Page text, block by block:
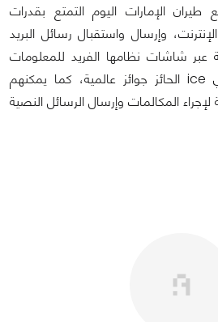
الإمارات اليوم التمتع بقدرات
وإرسال واستقبال رسائل البريد
عبر شاشات نظامها الفريد للمعلومات
والاتصالات والترفيه الجوي ice الحائز جوائز عالمية، كما يمكنهم
المكالمات وإرسال الرسائل النصية